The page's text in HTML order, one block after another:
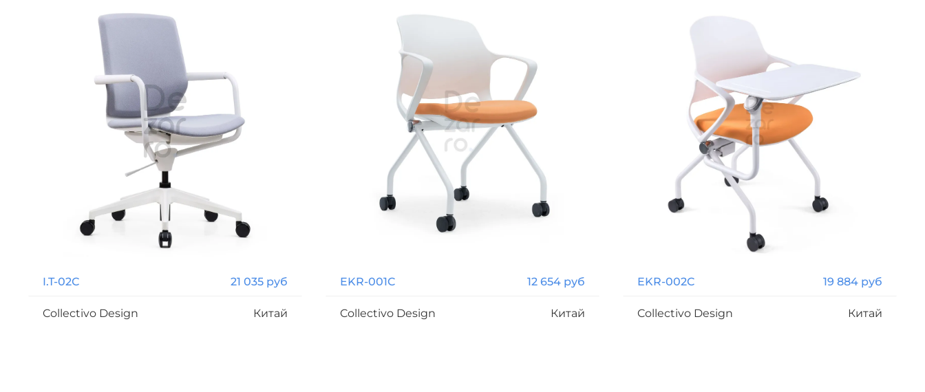
I.T-02С 21 035 руб
Collectivo Design Китай
EKR-001C 12 654 руб
Collectivo Design Китай
EKR-002C 19 884 руб
Collectivo Design Китай